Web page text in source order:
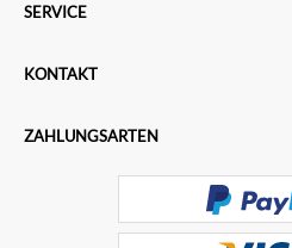
SERVICE
KONTAKT
ZAHLUNGSARTEN